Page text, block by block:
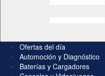
Ofertas del día
Automoción y Diagnóstico
Baterías y Cargadores